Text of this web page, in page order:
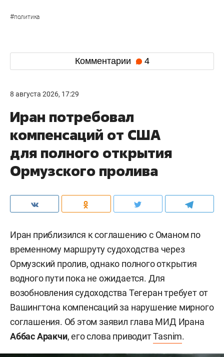
#политика
Комментарии 4
8 августа 2026, 17:29
Иран потребовал
компенсаций от США
для полного открытия
Ормузского пролива
Иран приблизился к соглашению с Оманом по
временному маршруту судоходства через
Ормузский пролив, однако полного открытия
водного пути пока не ожидается. Для
возобновления судоходства Тегеран требует от
Вашингтона компенсаций за нарушение мирного
соглашения. Об этом заявил глава МИД Ирана
Аббас Аракчи, его слова приводитTasnim.